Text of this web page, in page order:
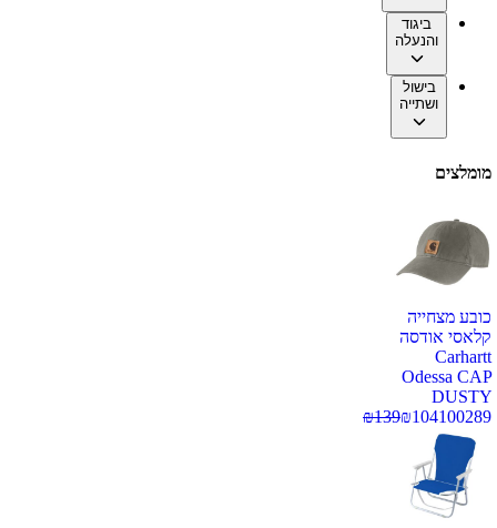
ביגוד
והנעלה
בישול
ושתייה
מומלצים
כובע מצחייה
קלאסי אודסה
Carhartt
Odessa CAP
DUSTY
100289
₪104
₪139